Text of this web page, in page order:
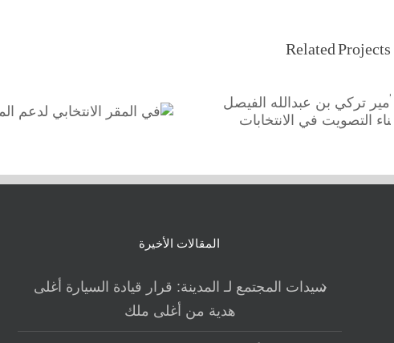
Related Projects
المرشحة
أثناء التصويت في الانتخابات
المقالات الأخيرة
سيدات المجتمع لـ المدينة: قرار قيادة السيارة أغلى
هدية من أغلى ملك